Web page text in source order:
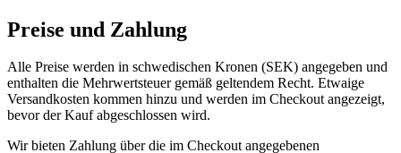
Preise und Zahlung
Alle Preise werden in schwedischen Kronen (SEK) angegeben und
enthalten die Mehrwertsteuer gemäß geltendem Recht. Etwaige
Versandkosten kommen hinzu und werden im Checkout angezeigt,
bevor der Kauf abgeschlossen wird.
Wir bieten Zahlung über die im Checkout angegebenen